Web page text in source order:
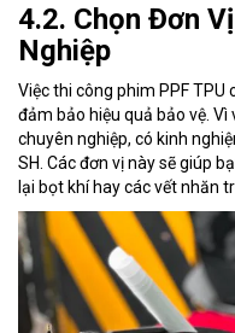
4.2. Chọn Đơn
Nghiệp
Việc thi công phim PPF
đảm bảo hiệu quả bảo vệ.
chuyên nghiệp, có kinh
SH. Các đơn vị này sẽ giúp
lại bọt khí hay các vết nhăn